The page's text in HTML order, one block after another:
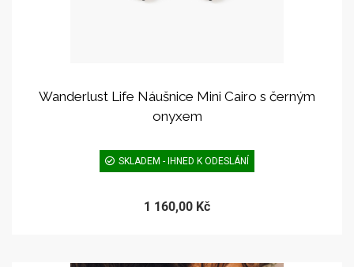
Wanderlust Life Náušnice Mini Cairo s černým
onyxem
SKLADEM - IHNED K ODESLÁNÍ
1 160,00 Kč